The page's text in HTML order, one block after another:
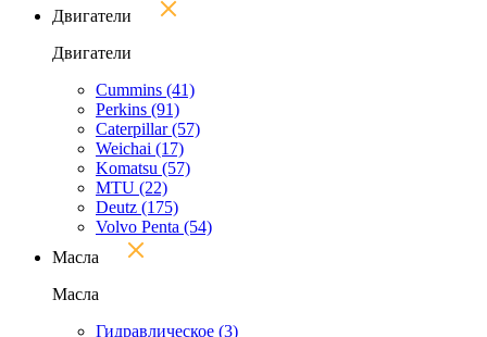
Двигатели
Двигатели
Cummins (41)
Perkins (91)
Caterpillar(57)
Weichai (17)
Komatsu (57)
MTU (22)
Deutz (175)
Volvo Penta (54)
Масла
Масла
Гидравлическое (3)